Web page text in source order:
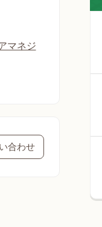
マネジ
合わせ